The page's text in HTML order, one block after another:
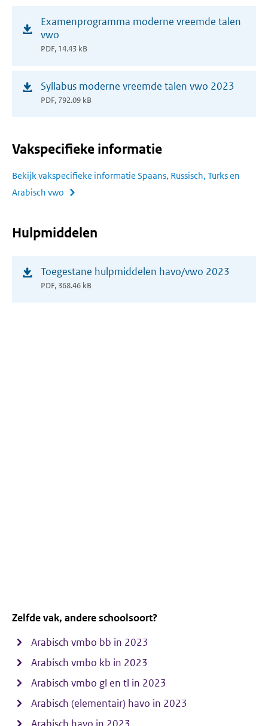
Zelfde vak, andere schoolsoort?
Arabisch vmbo bb in 2023
Arabisch vmbo kb in 2023
Arabisch vmbo gl en tl in 2023
Arabisch (elementair) havo in 2023
Examenprogramma moderne vreemde talen
vwo
PDF, 14.43 kB
Syllabus moderne vreemde talen vwo 2023
PDF, 792.09 kB
Vakspecifieke informatie
Bekijk vakspecifieke informatie Spaans, Russisch, Turks en
Arabisch vwo
Hulpmiddelen
Toegestane hulpmiddelen havo/vwo 2023
PDF, 368.46 kB